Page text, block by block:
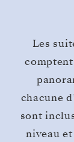
Les
chacune
sont
niveau